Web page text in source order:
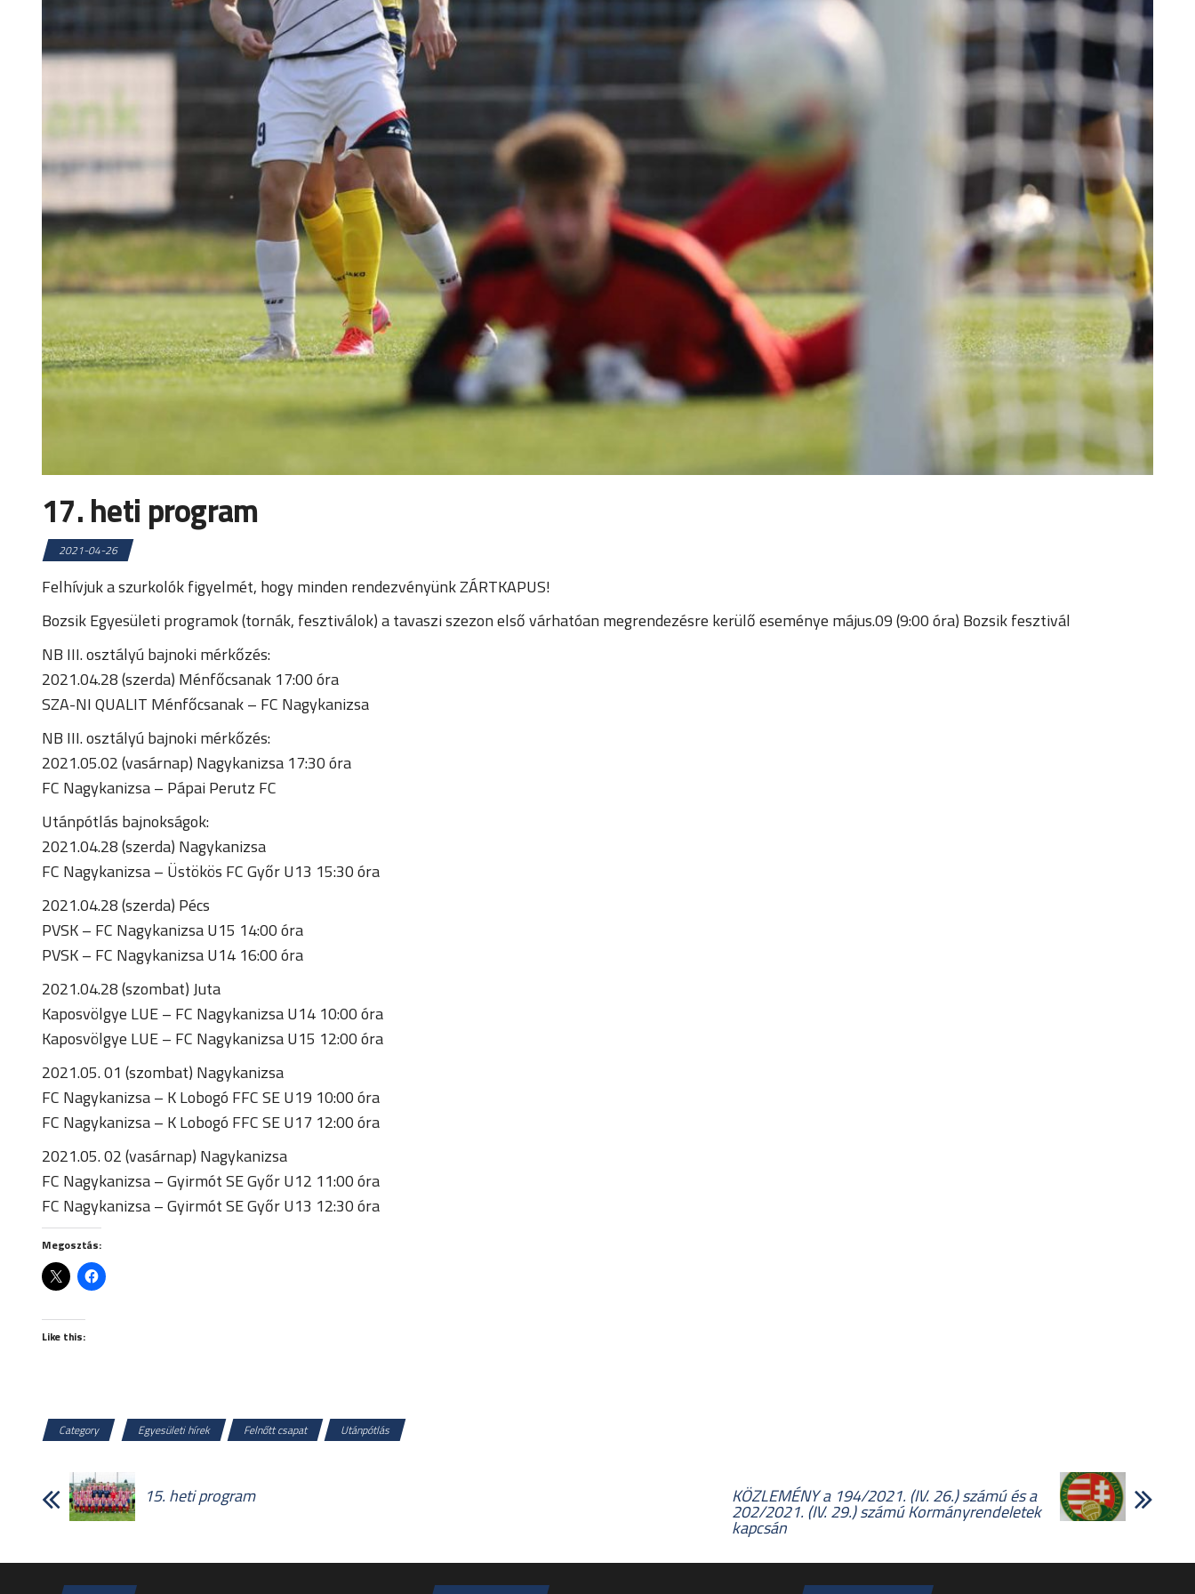
17. heti program
2021-04-26
Felhívjuk a szurkolók figyelmét, hogy minden rendezvényünk ZÁRTKAPUS!
Bozsik Egyesületi programok (tornák, fesztiválok) a tavaszi szezon első várhatóan megrendezésre kerülő eseménye május.09 (9:00 óra) Bozsik fesztivál
NB III. osztályú bajnoki mérkőzés:
2021.04.28 (szerda) Ménfőcsanak 17:00 óra
SZA-NI QUALIT Ménfőcsanak – FC Nagykanizsa
NB III. osztályú bajnoki mérkőzés:
2021.05.02 (vasárnap) Nagykanizsa 17:30 óra
FC Nagykanizsa – Pápai Perutz FC
Utánpótlás bajnokságok:
2021.04.28 (szerda) Nagykanizsa
FC Nagykanizsa – Üstökös FC Győr U13 15:30 óra
2021.04.28 (szerda) Pécs
PVSK – FC Nagykanizsa U15 14:00 óra
PVSK – FC Nagykanizsa U14 16:00 óra
2021.04.28 (szombat) Juta
Kaposvölgye LUE – FC Nagykanizsa U14 10:00 óra
Kaposvölgye LUE – FC Nagykanizsa U15 12:00 óra
2021.05. 01 (szombat) Nagykanizsa
FC Nagykanizsa – K Lobogó FFC SE U19 10:00 óra
FC Nagykanizsa – K Lobogó FFC SE U17 12:00 óra
2021.05. 02 (vasárnap) Nagykanizsa
FC Nagykanizsa – Gyirmót SE Győr U12 11:00 óra
FC Nagykanizsa – Gyirmót SE Győr U13 12:30 óra
Megosztás:
Like this:
Category Egyesületi hírek Felnőtt csapat Utánpótlás
15. heti program KÖZLEMÉNY a 194/2021. (IV. 26.) számú és a
202/2021. (IV. 29.) számú Kormányrendeletek
kapcsán